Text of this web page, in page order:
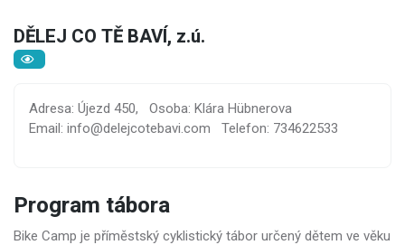
DĚLEJ CO TĚ BAVÍ, z.ú.
Adresa: Újezd 450,
Osoba: Klára Hübnerova
Email: info@delejcotebavi.com
Telefon: 734622533
Program tábora
Bike Camp je příměstský cyklistický tábor určený dětem ve věku